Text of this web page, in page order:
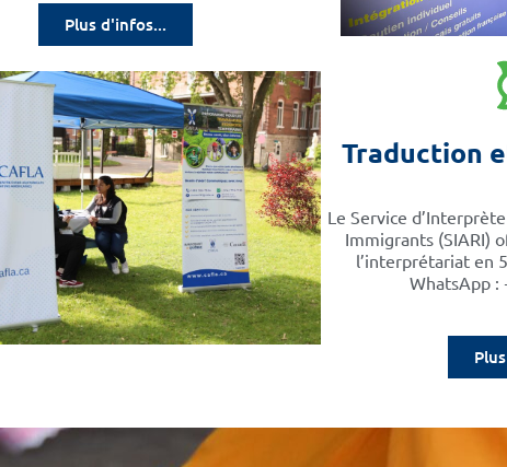
Plus d'infos...
Traduction
Le Service
Immigrants (SIARI)
l’interprétariat en
WhatsApp :